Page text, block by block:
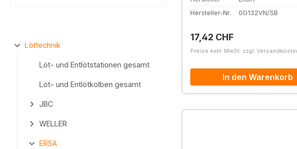
Löttechnik
Löt- und Entlötstationen gesamt
Löt- und Entlötkolben gesamt
JBC
WELLER
ERSA
Hersteller-Nr.
0G132VN/SB
Regulärer Preis:
17,42 CHF
Preise exkl. MwSt. zzgl.
In den Warenkorb